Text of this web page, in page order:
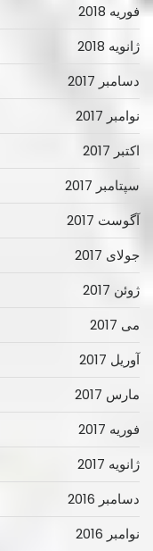
فوریه 2018
ژانویه 2018
دسامبر 2017
نوامبر 2017
اکتبر 2017
سپتامبر 2017
آگوست 2017
جولای 2017
ژوئن 2017
می 2017
آوریل 2017
مارس 2017
فوریه 2017
ژانویه 2017
دسامبر 2016
نوامبر 2016